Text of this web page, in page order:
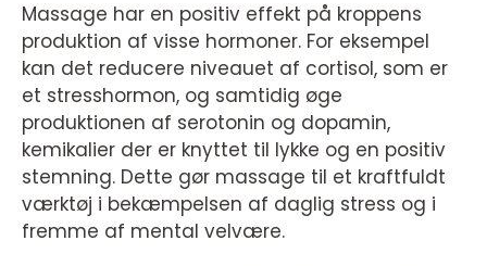
Massage har en positiv effekt på kroppens
produktion af visse hormoner. For eksempel
kan det reducere niveauet af cortisol, som er
et stresshormon, og samtidig øge
produktionen af serotonin og dopamin,
kemikalier der er knyttet til lykke og en positiv
stemning. Dette gør massage til et kraftfuldt
værktøj i bekæmpelsen af daglig stress og i
fremme af mental velvære.